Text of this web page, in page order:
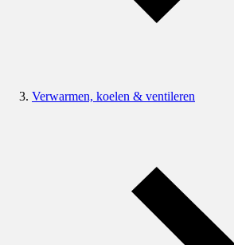
Verwarmen, koelen & ventileren